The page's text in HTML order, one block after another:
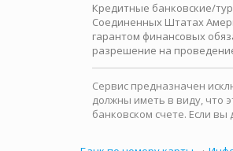
Кредитные банковские/
Соединенных Штатах
гарантом финансовых
разрешение на
Сервис предназначен
должны иметь в виду, что
банковском счете. Если